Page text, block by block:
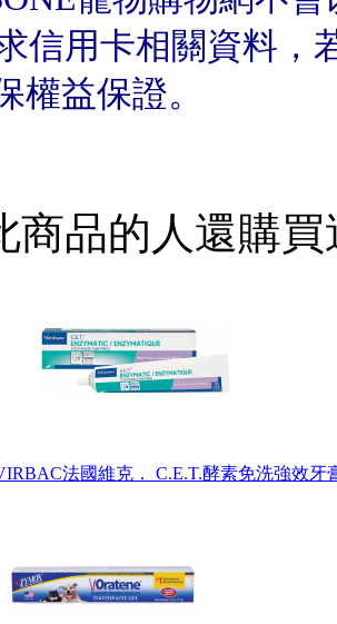
信用卡相關資料，
權益保證。
商品的人還購買
法國維克． C.E.T.酵素免洗強效牙